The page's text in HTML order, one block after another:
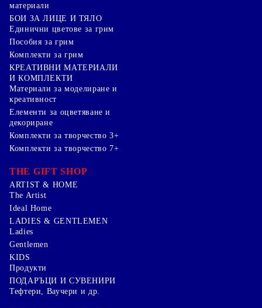
материали
БОИ ЗА ЛИЦЕ И ТЯЛО
Единични цветове за грим
Пособия за грим
Комплекти за грим
КРЕАТИВНИ МАТЕРИАЛИ
И КОМПЛЕКТИ
Mатериали за моделиране и
креативност
Елементи за оцветяване и
декориране
Комплекти за творчество 3+
Комплекти за творчество 7+
THE GIFT SHOP
ARTIST & HOME
The Artist
Ideal Home
LADIES & GENTLEMEN
Ladies
Gentlemen
KIDS
Продукти
ПОДАРЪЦИ И СУВЕНИРИ
Тефтери, Ваучери и др.